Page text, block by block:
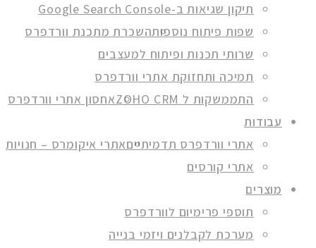
תיקון שגיאות ב-Google Search Console
שפות פיתוח נוספותהשכרת מתכנת וורדפרס
שרותי תכנות ופיתוח למעצבים
תמיכה ותחזוקת אתרי וורדפרס
התממשקות ל ZOHO CRM
אחסון אתרי וורדפרס
עבודות
אתרי וורדפרס תדמיתייםאתרי איקומרס – חנויות
אתרי קורסים
מוצרים
תוספי פרימיום לוורדפרס
מערכת לקבלנים ויזמי בנייה